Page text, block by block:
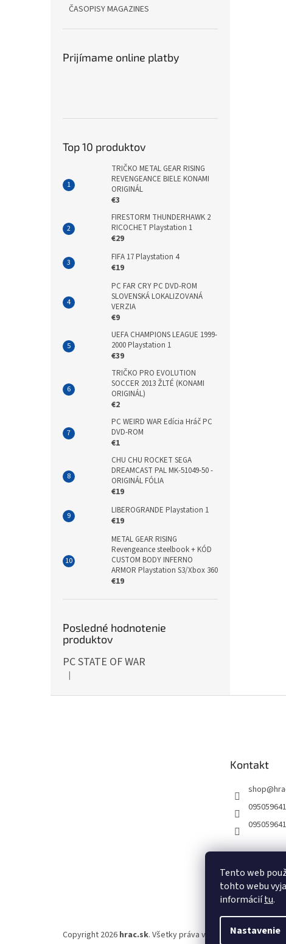
Tento web
tohto webu
informáciítu.
Nastavenie
ČASOPISY MAGAZINES
Prijímame online platby
Top 10 produktov
TRIČKO METAL GEAR RISING
REVENGEANCE BIELE KONAMI
ORIGINÁL
€3
FIRESTORM THUNDERHAWK 2
RICOCHET Playstation 1
€29
FIFA 17 Playstation 4
€19
PC FAR CRY PC DVD-ROM
SLOVENSKÁ LOKALIZOVANÁ
VERZIA
€9
UEFA CHAMPIONS LEAGUE 1999-
2000 Playstation 1
€39
TRIČKO PRO EVOLUTION
SOCCER 2013 ŽLTÉ (KONAMI
ORIGINÁL)
€2
PC WEIRD WAR Edícia Hráč PC
DVD-ROM
€1
CHU CHU ROCKET SEGA
DREAMCAST PAL MK-51049-50 -
ORIGINÁL FÓLIA
€19
LIBEROGRANDE Playstation 1
€19
METAL GEAR RISING
Revengeance steelbook + KÓD
CUSTOM BODY INFERNO
ARMOR Playstation S3/Xbox 360
€19
Posledné hodnotenie
produktov
PC STATE OF WAR
Hodnotenie produktu je 5 z 5 hviezdičiek.
|
Kontakt
shop@
Copyright 2026 hrac.sk. Všetky práva vyhradené.Upraviť